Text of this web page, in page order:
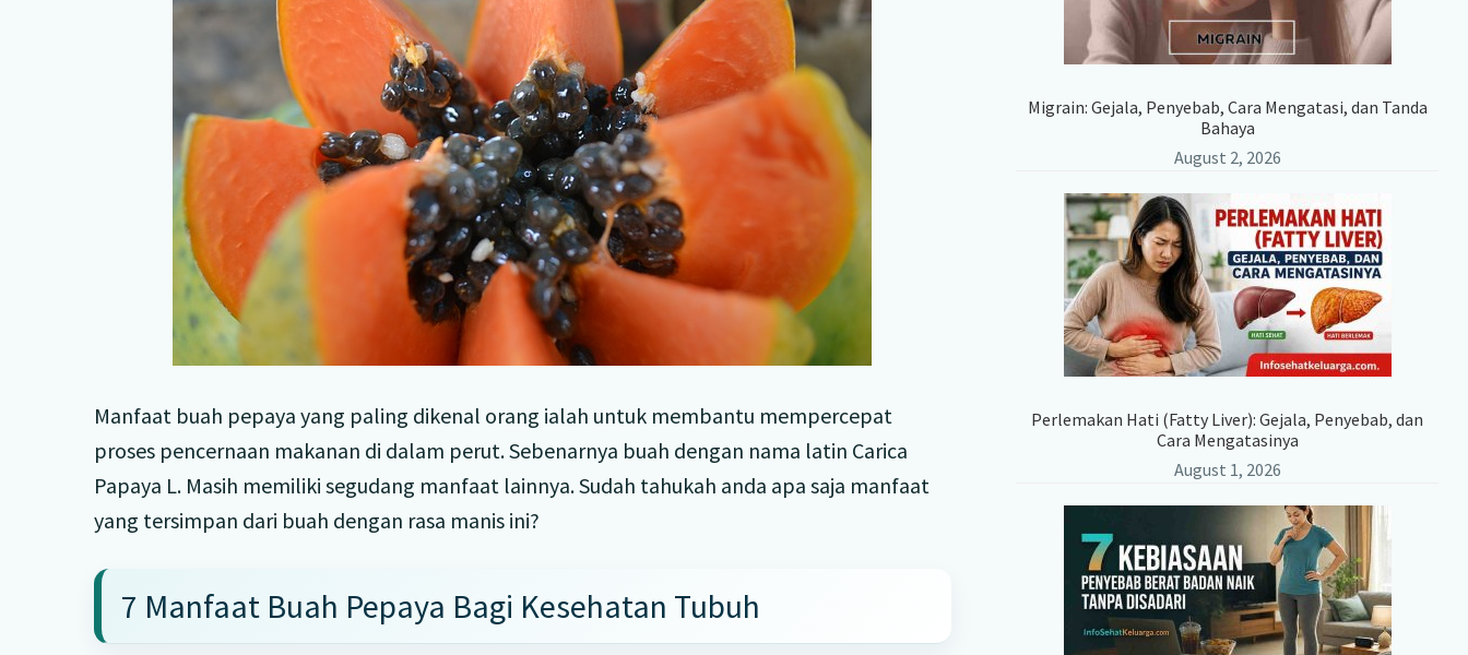
Manfaat buah pepaya yang paling dikenal orang ialah untuk membantu mempercepat
proses pencernaan makanan di dalam perut. Sebenarnya buah dengan nama latin Carica
Papaya L. Masih memiliki segudang manfaat lainnya. Sudah tahukah anda apa saja manfaat
yang tersimpan dari buah dengan rasa manis ini?
7 Manfaat Buah Pepaya Bagi Kesehatan Tubuh
Migrain: Gejala, Penyebab, Cara Mengatasi, dan Tanda
Bahaya
August 2, 2026
Perlemakan Hati (Fatty Liver): Gejala, Penyebab, dan
Cara Mengatasinya
August 1, 2026